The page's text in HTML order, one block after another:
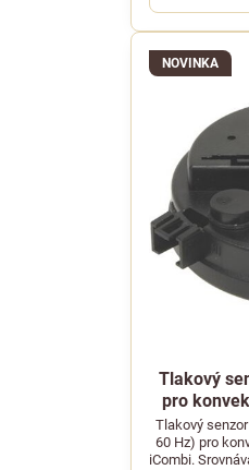
NOVINKA
Tlakový
pro
Tlakový
60 Hz) pro
iCombi.